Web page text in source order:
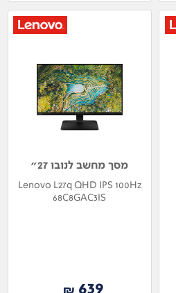
מסך מחשב לנובו 27"
Lenovo L27q QHD IPS 100Hz
68C8GAC3IS